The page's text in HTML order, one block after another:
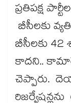
ప్రతిపక్ష
బీసీలకు
బీసీలకు 42
కాదని..
చెప్పారు.